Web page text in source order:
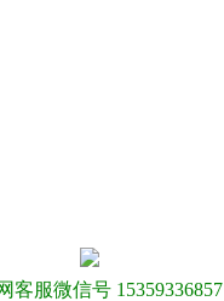
客服微信号 15359336857